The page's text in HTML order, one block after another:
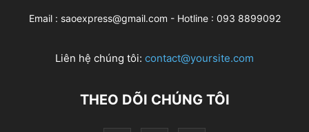
Email : saoexpress@gmail.com - Hotline : 093 8899092
Liên hệ chúng tôi: contact@yoursite.com
THEO DÕI CHÚNG TÔI